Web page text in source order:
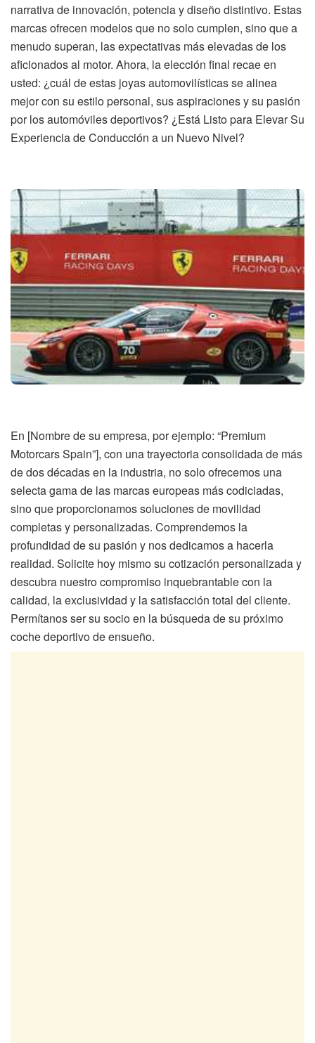
narrativa de innovación, potencia y diseño distintivo. Estas
marcas ofrecen modelos que no solo cumplen, sino que a
menudo superan, las expectativas más elevadas de los
aficionados al motor. Ahora, la elección final recae en
usted: ¿cuál de estas joyas automovilísticas se alinea
mejor con su estilo personal, sus aspiraciones y su pasión
por los automóviles deportivos? ¿Está Listo para Elevar Su
Experiencia de Conducción a un Nuevo Nivel?
En [Nombre de su empresa, por ejemplo: “Premium
Motorcars Spain”], con una trayectoria consolidada de más
de dos décadas en la industria, no solo ofrecemos una
selecta gama de las marcas europeas más codiciadas,
sino que proporcionamos soluciones de movilidad
completas y personalizadas. Comprendemos la
profundidad de su pasión y nos dedicamos a hacerla
realidad. Solicite hoy mismo su cotización personalizada y
descubra nuestro compromiso inquebrantable con la
calidad, la exclusividad y la satisfacción total del cliente.
Permítanos ser su socio en la búsqueda de su próximo
coche deportivo de ensueño.